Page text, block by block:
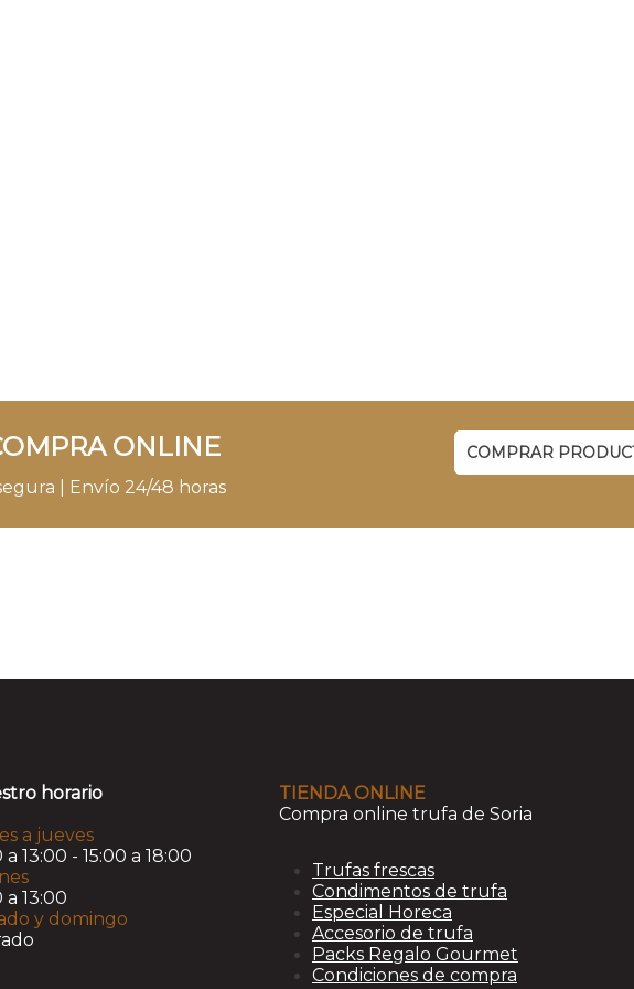
ONLINE
| Envío 24/48 horas
COMPRAR
horario
a jueves
13:00 - 15:00 a 18:00
a 13:00
y domingo
TIENDA ONLINE
Compra online trufa de Soria
Trufas frescas
Condimentos de trufa
Especial Horeca
Accesorio de trufa
Packs Regalo Gourmet
Condiciones de compra